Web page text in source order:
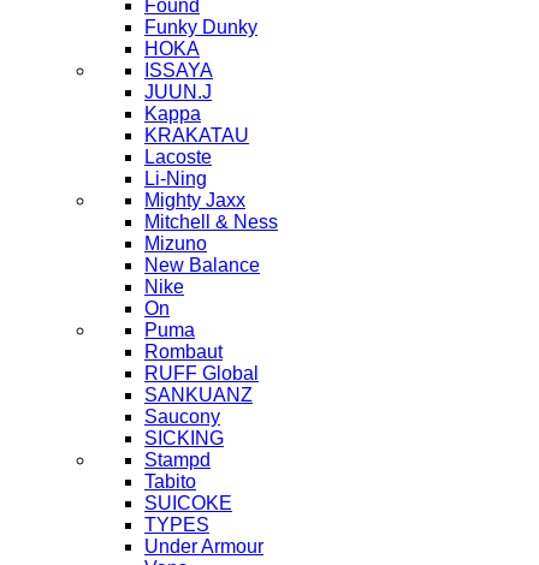
Found
Funky Dunky
HOKA
ISSAYA
JUUN.J
Kappa
KRAKATAU
Lacoste
Li-Ning
Mighty Jaxx
Mitchell & Ness
Mizuno
New Balance
Nike
On
Puma
Rombaut
RUFF Global
SANKUANZ
Saucony
SICKING
Stampd
Tabito
SUICOKE
TYPES
Under Armour